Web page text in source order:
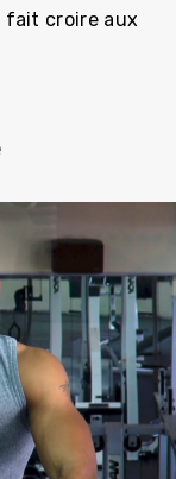
croire aux